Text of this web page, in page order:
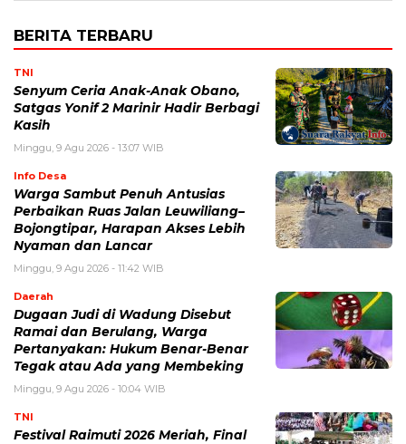
BERITA TERBARU
TNI
Senyum Ceria Anak-Anak Obano,
Satgas Yonif 2 Marinir Hadir Berbagi
Kasih
Minggu, 9 Agu 2026 - 13:07 WIB
Info Desa
Warga Sambut Penuh Antusias
Perbaikan Ruas Jalan Leuwiliang–
Bojongtipar, Harapan Akses Lebih
Nyaman dan Lancar
Minggu, 9 Agu 2026 - 11:42 WIB
Daerah
Dugaan Judi di Wadung Disebut
Ramai dan Berulang, Warga
Pertanyakan: Hukum Benar-Benar
Tegak atau Ada yang Membeking
Minggu, 9 Agu 2026 - 10:04 WIB
TNI
Festival Raimuti 2026 Meriah, Final